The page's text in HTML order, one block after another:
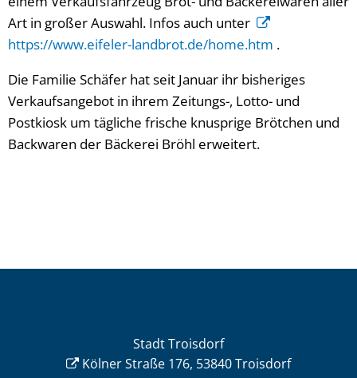
Art in großer Auswahl. Infos auch unter
https://www.eifeler-landbrot.de/home.htm .
Die Familie Schäfer hat seit Januar ihr bisheriges
Verkaufsangebot in ihrem Zeitungs-, Lotto- und
Postkiosk um tägliche frische knusprige Brötchen und
Backwaren der Bäckerei Bröhl erweitert.
Stadt Troisdorf
Kölner Straße 176, 53840 Troisdorf